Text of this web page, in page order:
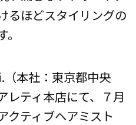
るほどスタイリングの
本社：東京都中央
ティ本店にて、７月
クティブヘアミスト